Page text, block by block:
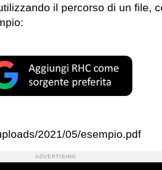
il percorso di un file,
2021/05/esempio.pdf
ADVERTISING